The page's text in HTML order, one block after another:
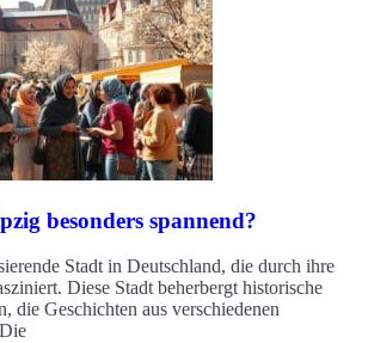
besonders spannend?
Stadt in Deutschland, die durch ihre
Diese Stadt beherbergt historische
die Geschichten aus verschiedenen